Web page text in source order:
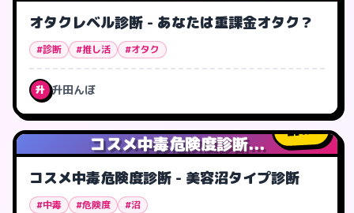
オタクレベル診断 - あなたは重課金オタク？
#診断 #推し活 #オタク
升 升田んぼ
コスメ中毒危険度診断...
1人
コスメ中毒危険度診断 - 美容沼タイプ診断
#中毒 #危険度 #沼